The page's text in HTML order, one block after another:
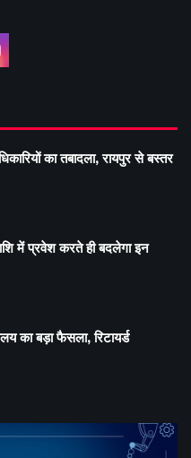
का तबादला, रायपुर से बस्तर
में प्रवेश करते ही बदलेगा इन
का बड़ा फैसला, रिटायर्ड